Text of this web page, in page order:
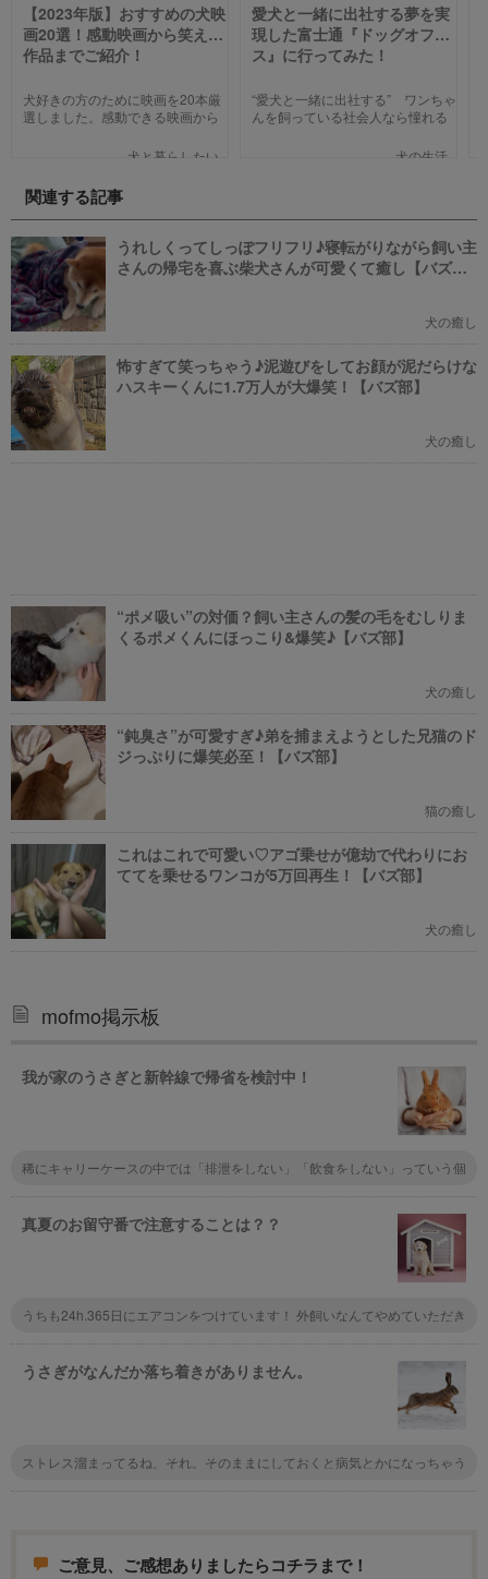
【2023年版】おすすめの犬映
画20選！感動映画から笑える
作品までご紹介！
犬好きの方のために映画を20本厳
選しました。感動できる映画から
で、犬の名作映画を邦画7本,洋画7
ぞれの映画の魅力やあらすじを短
い文章で簡潔に紹介しています。
映画選びの参考にしていただけれ
ばと思います。
犬と暮らしたい
愛犬と一緒に出社する夢を実
現した富士通『ドッグオフィ
ス』に行ってみた！
“愛犬と一緒に出社する” ワンちゃ
んを飼っている社会人なら憧れる
そんな夢のような取り組みを富士
新たに設立された【ドッグオフィ
ス】を取材してきました！
犬の生活
関連する記事
うれしくってしっぽフリフリ♪寝転がりながら飼い主
さんの帰宅を喜ぶ柴犬さんが可愛くて癒し【バズ
犬の癒し
怖すぎて笑っちゃう♪泥遊びをしてお顔が泥だらけな
ハスキーくんに1.7万人が大爆笑！【バズ部】
犬の癒し
“ポメ吸い”の対価？飼い主さんの髪の毛をむしりま
くるポメくんにほっこり&爆笑♪【バズ部】
犬の癒し
“鈍臭さ”が可愛すぎ♪弟を捕まえようとした兄猫のド
ジっぷりに爆笑必至！【バズ部】
猫の癒し
これはこれで可愛い♡アゴ乗せが億劫で代わりにお
ててを乗せるワンコが5万回再生！【バズ部】
犬の癒し
mofmo掲示板
我が家のうさぎと新幹線で帰省を検討中！
稀にキャリーケースの中では「排泄をしない」「飲食をしない」っていう個
は指定席でペットを置く座席を予約しておくのもおすすめだけど会社によっ
て違うので実際使うところの鉄道会社に問い合わせてみて！
真夏のお留守番で注意することは？？
うちも24h.365日にエアコンをつけています！ 外飼いなんてやめていただき
うさぎがなんだか落ち着きがありません。
ストレス溜まってるね、それ。そのままにしておくと病気とかになっちゃう
ご意見、ご感想ありましたらコチラまで！